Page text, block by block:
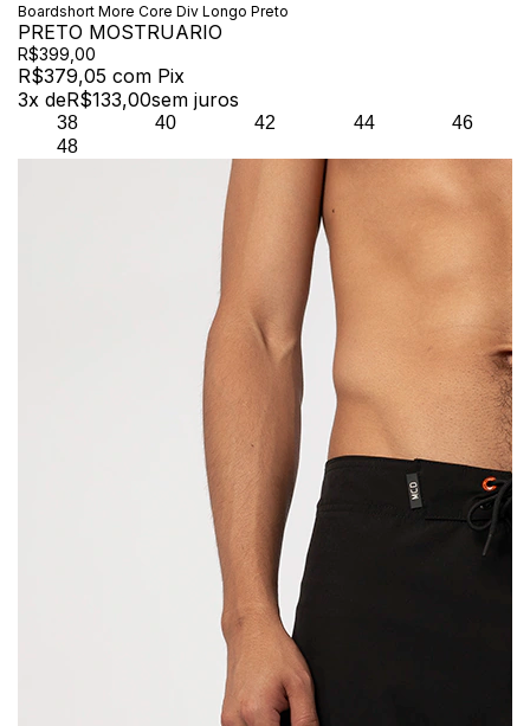
Boardshort More Core Div Longo Preto
PRETO MOSTRUARIO
R$399,00
R$379,05 com Pix
3x deR$133,00sem juros
38 40 42 44
46
48